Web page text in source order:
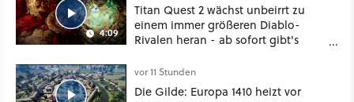
4:09
Titan Quest 2 wächst unbeirrt zu
einem immer größeren Diablo-
Rivalen heran - ab sofort gibt's
Klasse
vor 11 Stunden
Die Gilde: Europa 1410 heizt vor